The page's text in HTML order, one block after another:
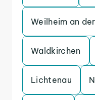
Weilheim an
Waldkirchen
Lichtenau